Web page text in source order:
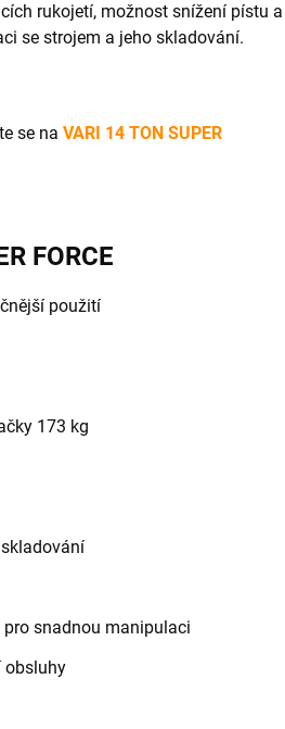
rukojetí, možnost snížení pístu a
se strojem a jeho skladování.
se na VARI 14 TON SUPER
FORCE
použití
173 kg
snadnou manipulaci
obsluhy